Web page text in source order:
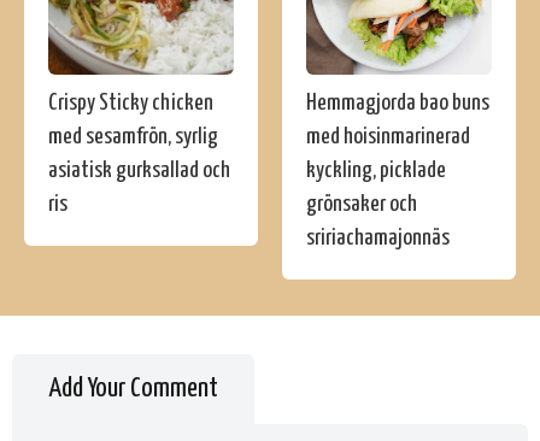
Crispy Sticky chicken
med sesamfrön, syrlig
asiatisk gurksallad och
ris
Hemmagjorda bao buns
med hoisinmarinerad
kyckling, picklade
grönsaker och
sririachamajonnäs
Add Your Comment